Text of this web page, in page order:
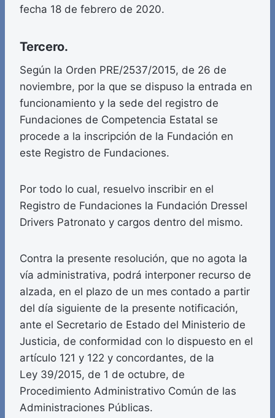
fecha 18 de febrero de 2020.
Tercero.
Según la Orden PRE/2537/2015, de 26 de
noviembre, por la que se dispuso la entrada en
funcionamiento y la sede del registro de
Fundaciones de Competencia Estatal se
procede a la inscripción de la Fundación en
este Registro de Fundaciones.
Por todo lo cual, resuelvo inscribir en el
Registro de Fundaciones la Fundación Dressel
Drivers Patronato y cargos dentro del mismo.
Contra la presente resolución, que no agota la
vía administrativa, podrá interponer recurso de
alzada, en el plazo de un mes contado a partir
del día siguiente de la presente notificación,
ante el Secretario de Estado del Ministerio de
Justicia, de conformidad con lo dispuesto en el
artículo 121 y 122 y concordantes, de la
Ley 39/2015, de 1 de octubre, de
Procedimiento Administrativo Común de las
Administraciones Públicas.